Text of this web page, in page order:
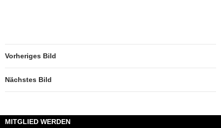
Vorheriges Bild
Nächstes Bild
MITGLIED WERDEN